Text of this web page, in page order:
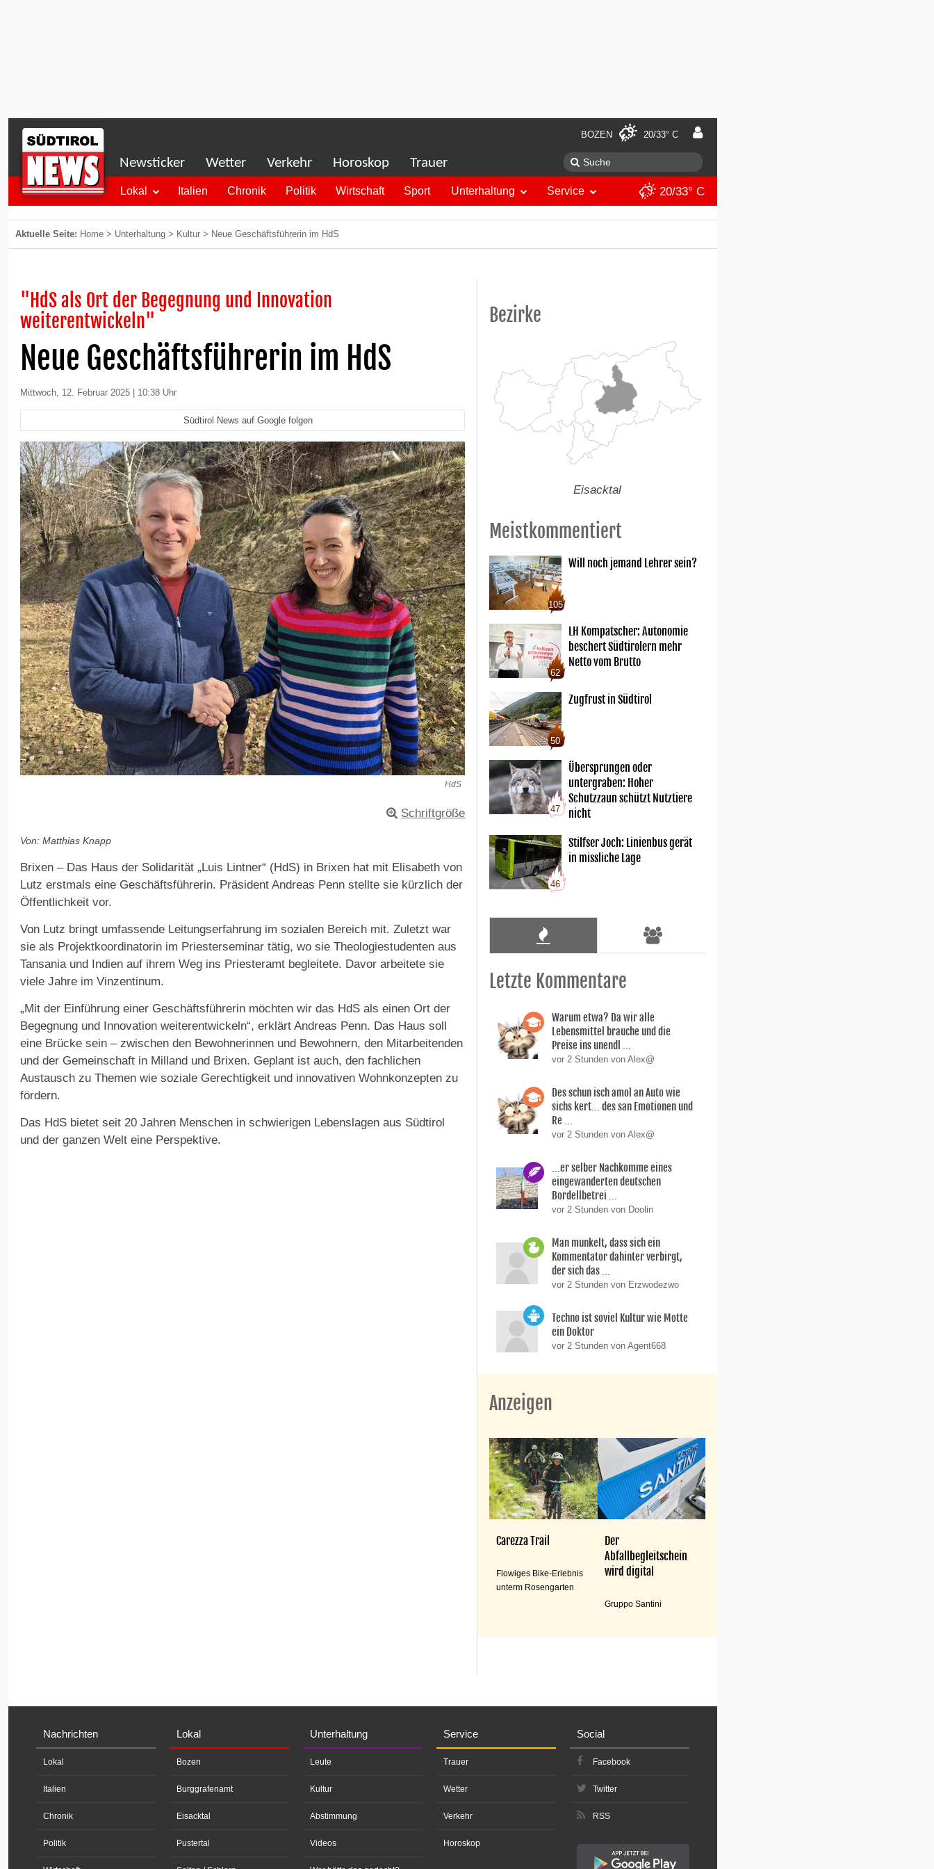
BOZEN 20/33° C
Newsticker Wetter Verkehr Horoskop Trauer
Lokal Italien Chronik Politik Wirtschaft Sport Unterhaltung Service 20/33° C
Aktuelle Seite: Home > Unterhaltung > Kultur > Neue Geschäftsführerin im HdS
"HdS als Ort der Begegnung und Innovation
weiterentwickeln"
Neue Geschäftsführerin im HdS
Mittwoch, 12. Februar 2025 | 10:38 Uhr
Südtirol News auf Google folgen
HdS
Schriftgröße
Von: Matthias Knapp
Brixen – Das Haus der Solidarität „Luis Lintner“ (HdS) in Brixen hat mit Elisabeth von
Lutz erstmals eine Geschäftsführerin. Präsident Andreas Penn stellte sie kürzlich der
Öffentlichkeit vor.
Von Lutz bringt umfassende Leitungserfahrung im sozialen Bereich mit. Zuletzt war
sie als Projektkoordinatorin im Priesterseminar tätig, wo sie Theologiestudenten aus
Tansania und Indien auf ihrem Weg ins Priesteramt begleitete. Davor arbeitete sie
viele Jahre im Vinzentinum.
„Mit der Einführung einer Geschäftsführerin möchten wir das HdS als einen Ort der
Begegnung und Innovation weiterentwickeln“, erklärt Andreas Penn. Das Haus soll
eine Brücke sein – zwischen den Bewohnerinnen und Bewohnern, den Mitarbeitenden
und der Gemeinschaft in Milland und Brixen. Geplant ist auch, den fachlichen
Austausch zu Themen wie soziale Gerechtigkeit und innovativen Wohnkonzepten zu
fördern.
Das HdS bietet seit 20 Jahren Menschen in schwierigen Lebenslagen aus Südtirol
und der ganzen Welt eine Perspektive.
Bezirke
Eisacktal
Meistkommentiert
105
Will noch jemand Lehrer sein?
62
LH Kompatscher: Autonomie
beschert Südtirolern mehr
Netto vom Brutto
50
Zugfrust in Südtirol
47
Übersprungen oder
untergraben: Hoher
Schutzzaun schützt Nutztiere
nicht
46
Stilfser Joch: Linienbus gerät
in missliche Lage
Letzte Kommentare
Warum etwa? Da wir alle
Lebensmittel brauche und die
Preise ins unendl ...
vor 2 Stunden von Alex@
Des schun isch amol an Auto wie
sichs kert... des san Emotionen und
Re ...
vor 2 Stunden von Alex@
...er selber Nachkomme eines
eingewanderten deutschen
Bordellbetrei ...
vor 2 Stunden von Doolin
Man munkelt, dass sich ein
Kommentator dahinter verbirgt,
der sich das ...
vor 2 Stunden von Erzwodezwo
Techno ist soviel Kultur wie Motte
ein Doktor
vor 2 Stunden von Agent668
Anzeigen
Carezza Trail
Flowiges Bike-Erlebnis
unterm Rosengarten
Der
Abfallbegleitschein
wird digital
Gruppo Santini
Nachrichten
Lokal
Italien
Chronik
Politik
Lokal
Bozen
Burggrafenamt
Eisacktal
Pustertal
Unterhaltung
Leute
Kultur
Abstimmung
Videos
Service
Trauer
Wetter
Verkehr
Horoskop
Social
Facebook
Twitter
RSS